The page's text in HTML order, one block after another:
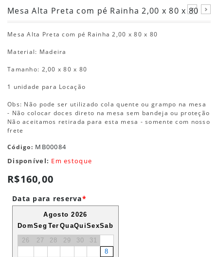
Mesa Alta Preta com pé Rainha 2,00 x 80 x 80
Mesa Alta Preta com pé Rainha 2,00 x 80 x 80
Material: Madeira
Tamanho: 2,00 x 80 x 80
1 unidade para Locação
Obs: Não pode ser utilizado cola quente ou grampo na mesa
- Não colocar doces direto na mesa sem bandeja ou proteção
Não aceitamos retirada para esta mesa - somente com nosso
frete
Código: MB00084
Disponível: Em estoque
R$160,00
Data para reserva*
Agosto 2026
DomSeg Ter QuaQuiSexSab
26
27 28 29 30
31
8